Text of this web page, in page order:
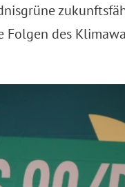
Folgen des